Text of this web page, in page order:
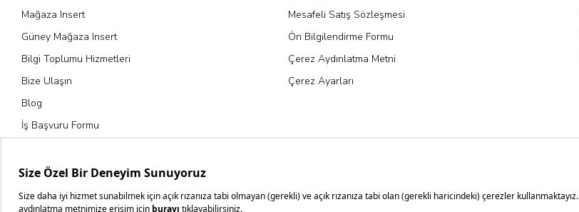
Mağaza Insert
Güney Mağaza Insert
Bilgi Toplumu Hizmetleri
Bize Ulaşın
Blog
İş Başvuru Formu
Mesafeli Satış Sözleşmesi
Ön Bilgilendirme Formu
Çerez Aydınlatma Metni
Çerez Ayarları